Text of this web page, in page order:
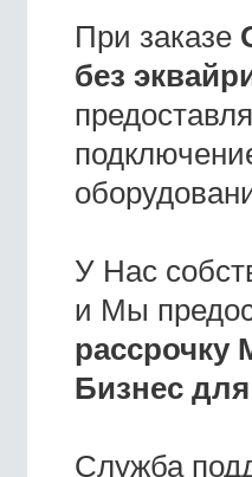
При заказе
без
У Нас
и Мы
рассрочку
Бизнес
Служба